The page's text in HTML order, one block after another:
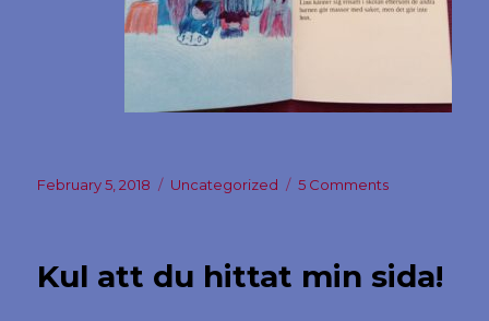
Posted
February 5, 2018 Categories
Uncategorized 5 Commentson
min
Kul att du hittat min sida!